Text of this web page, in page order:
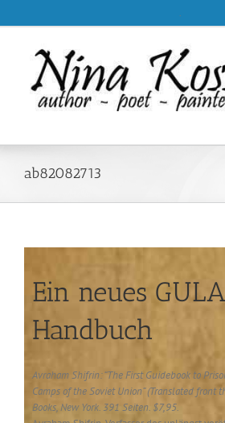
to
.
ab82082713
Ein neues
Handbuch
Avraham Shifrin: “The First Guidebook to
Camps of the Soviet Union” (Translated front
Books, New York. 391 Seiten. $7,95.